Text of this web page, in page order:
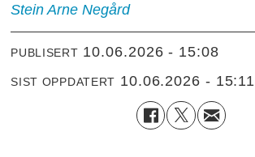
Stein Arne Negård
PUBLISERT 10.06.2026 - 15:08
SIST OPPDATERT 10.06.2026 - 15:11